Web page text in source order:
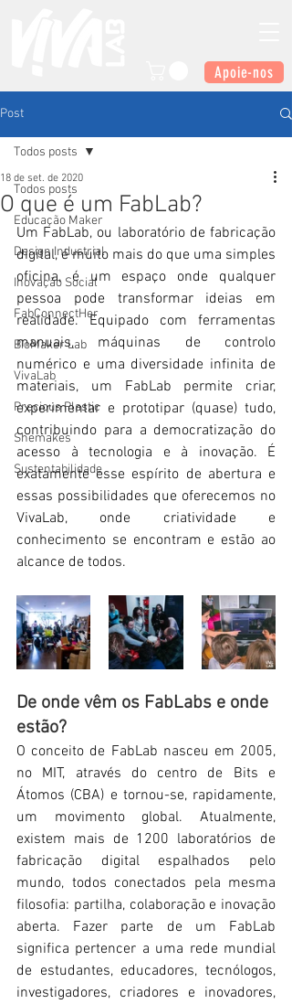
Apoie-nos
Post
Todos posts
Educação Maker
Design Industrial
Inovação Social
FabConnectHer
BioMaker Lab
VivaLab
Precious Plastic
Shemakes
Sustentabilidade
Todos posts
O que é um FabLab?
18 de set. de 2020
Um FabLab, ou laboratório de fabricação
digital, é muito mais do que uma simples
oficina, é um espaço onde qualquer
pessoa pode transformar ideias em
realidade. Equipado com ferramentas
manuais, máquinas de controlo
numérico e uma diversidade infinita de
materiais, um FabLab permite criar,
experimentar e prototipar (quase) tudo,
contribuindo para a democratização do
acesso à tecnologia e à inovação. É
exatamente esse espírito de abertura e
essas possibilidades que oferecemos no
VivaLab, onde criatividade e
conhecimento se encontram e estão ao
alcance de todos.
De onde vêm os FabLabs e onde
estão?
O conceito de FabLab nasceu em 2005,
no MIT, através do centro de Bits e
Átomos (CBA) e tornou-se, rapidamente,
um movimento global. Atualmente,
existem mais de 1200 laboratórios de
fabricação digital espalhados pelo
mundo, todos conectados pela mesma
filosofia: partilha, colaboração e inovação
aberta. Fazer parte de um FabLab
significa pertencer a uma rede mundial
de estudantes, educadores, tecnólogos,
investigadores, criadores e inovadores,